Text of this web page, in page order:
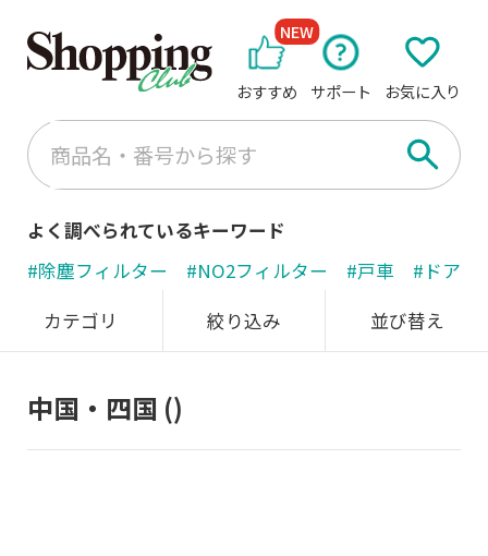
おすすめ
NEW
サポート お気に入り
よく調べられているキーワード
#除塵フィルター
#NO2フィルター #戸車
#ドアノ
カテゴリ
絞り込み 並び替え
中国・四国 ()